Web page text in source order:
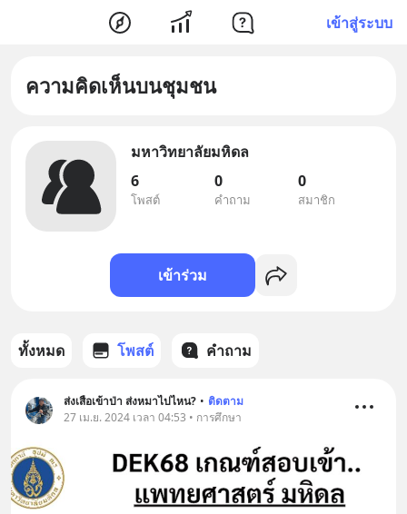
เข้าสู่ระบบ
ความคิดเห็นบนชุมชน
มหาวิทยาลัยมหิดล
6
โพสต์
0
คำถาม
0
สมาชิก
เข้าร่วม
ทั้งหมด โพสต์ คำถาม
ส่งเสือเข้าป่า ส่งหมาไปไหน? • ติดตาม
27 เม.ย. 2024 เวลา 04:53 • การศึกษา